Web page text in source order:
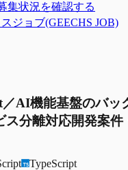
集状況を確認する
ジョブ(GEECHS JOB)
AI機能基盤のバッ
ス分離対応開発案件
TypeScript